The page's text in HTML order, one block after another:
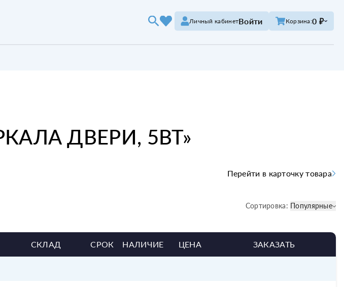
Личный кабинетВойти Корзина:0 ₽
ДВЕРИ, 5ВТ»
Перейти в карточку товара
Сортировка: Популярные
СКЛАД СРОК НАЛИЧИЕ ЦЕНА ЗАКАЗАТЬ